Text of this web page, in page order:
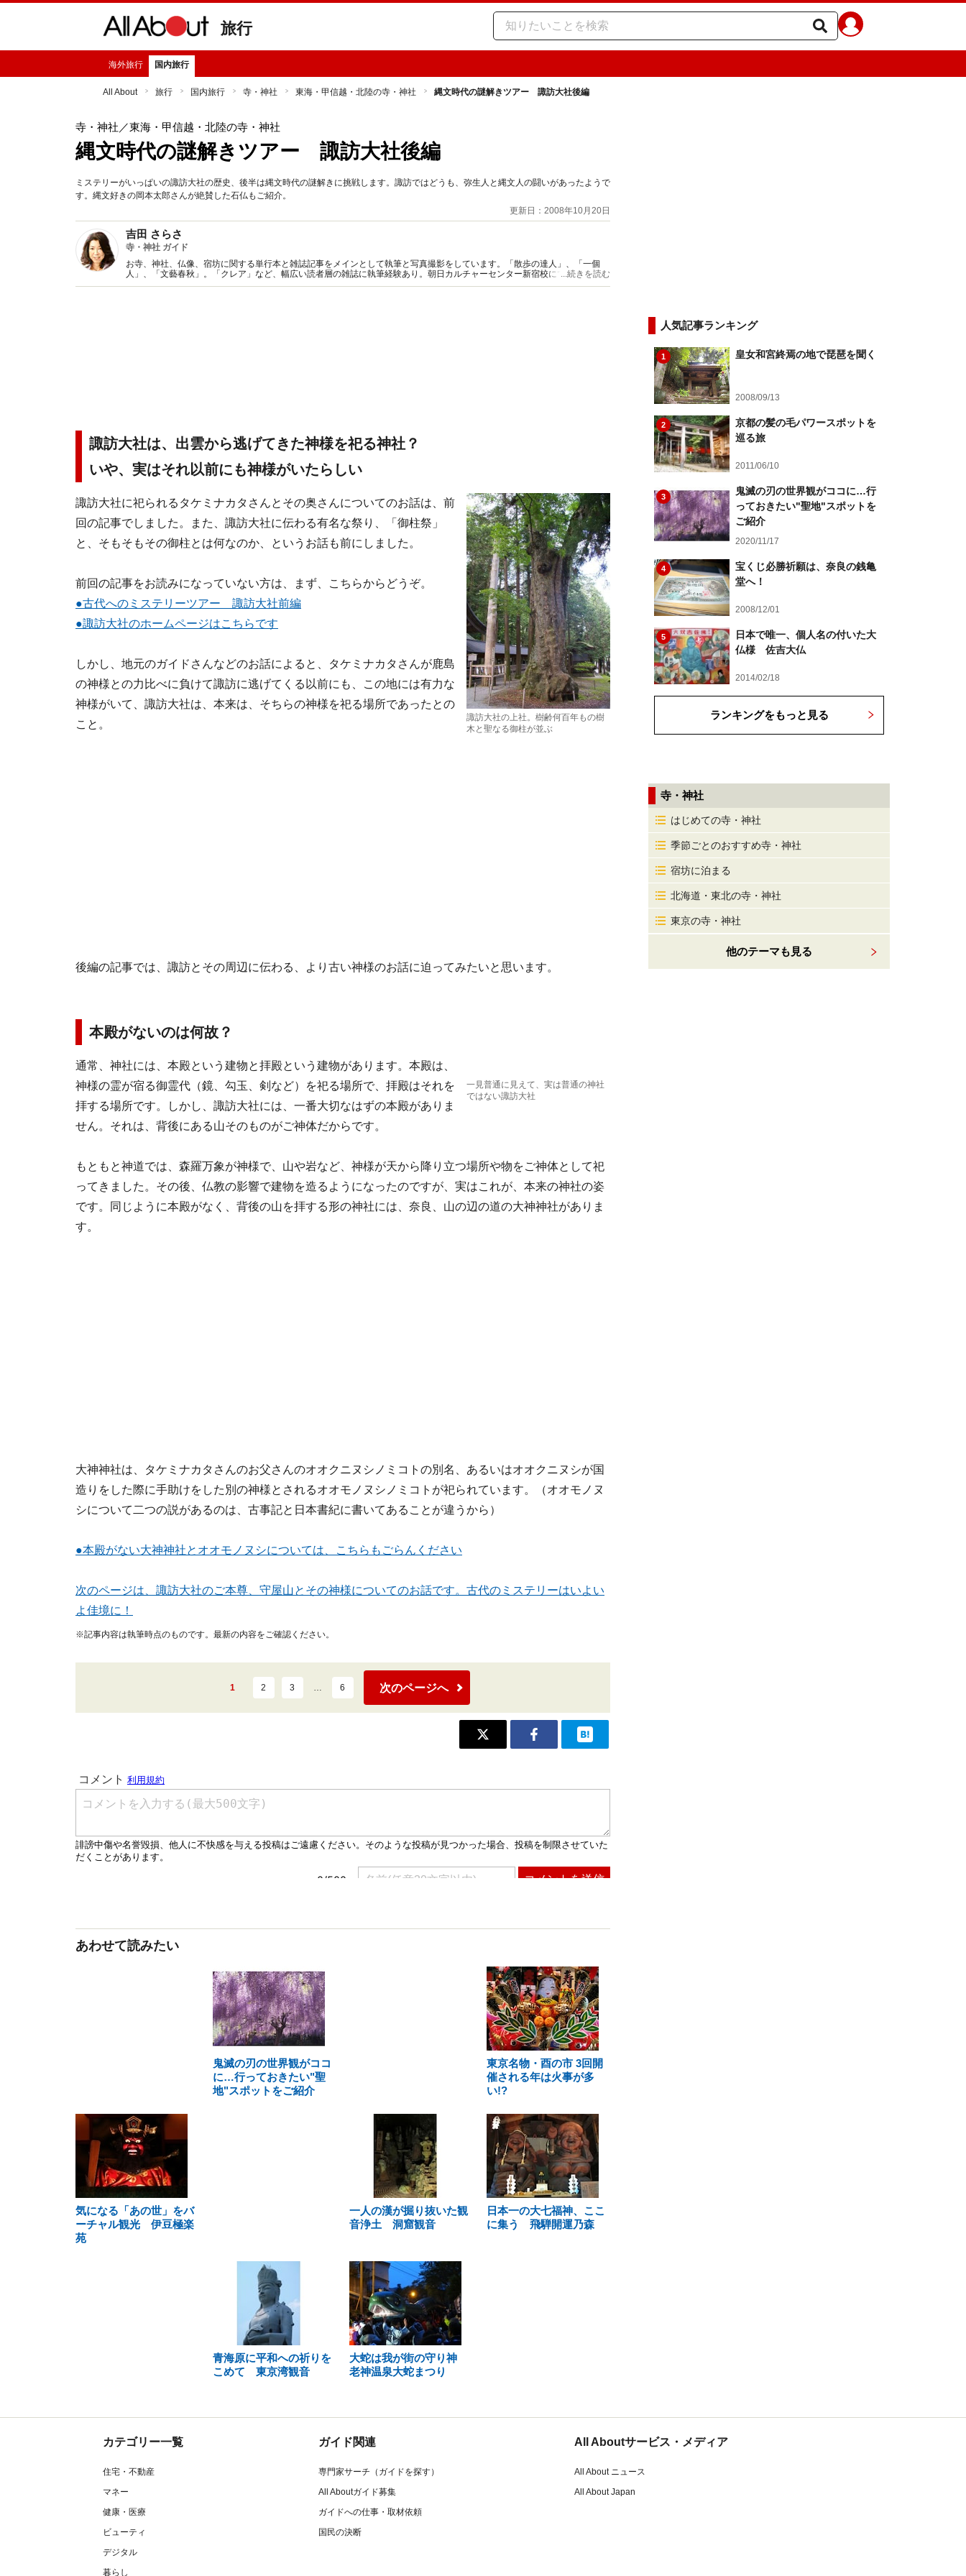
旅行
海外旅行 国内旅行
All About 旅行 国内旅行 寺・神社 東海・甲信越・北陸の寺・神社 縄文時代の謎解きツアー 諏訪大社後編
寺・神社 ／東海・甲信越・北陸の寺・神社
縄文時代の謎解きツアー 諏訪大社後編
ミステリーがいっぱいの諏訪大社の歴史、後半は縄文時代の謎解きに挑戦します。諏訪ではどうも、弥生人と縄文人の闘いがあったようで
す。縄文好きの岡本太郎さんが絶賛した石仏もご紹介。
更新日：2008年10月20日
吉田 さらさ
寺・神社 ガイド
お寺、神社、仏像、宿坊に関する単行本と雑誌記事をメインとして執筆と写真撮影をしています。「散歩の達人」、「一個
人」、「文藝春秋」。「クレア」など、幅広い読者層の雑誌に執筆経験あり。朝日カルチャーセンター新宿校にて「吉田さら
さのふわり寺町めぐり」など、各種講座も開催中。
...続きを読む
諏訪大社は、出雲から逃げてきた神様を祀る神社？
いや、実はそれ以前にも神様がいたらしい
諏訪大社の上社。樹齢何百年もの樹
木と聖なる御柱が並ぶ
諏訪大社に祀られるタケミナカタさんとその奥さんについてのお話は、前
回の記事でしました。また、諏訪大社に伝わる有名な祭り、「御柱祭」
と、そもそもその御柱とは何なのか、というお話も前にしました。
前回の記事をお読みになっていない方は、まず、こちらからどうぞ。
●古代へのミステリーツアー 諏訪大社前編
●諏訪大社のホームページはこちらです
しかし、地元のガイドさんなどのお話によると、タケミナカタさんが鹿島
の神様との力比べに負けて諏訪に逃げてくる以前にも、この地には有力な
神様がいて、諏訪大社は、本来は、そちらの神様を祀る場所であったとの
こと。
後編の記事では、諏訪とその周辺に伝わる、より古い神様のお話に迫ってみたいと思います。
本殿がないのは何故？
一見普通に見えて、実は普通の神社
ではない諏訪大社
通常、神社には、本殿という建物と拝殿という建物があります。本殿は、
神様の霊が宿る御霊代（鏡、勾玉、剣など）を祀る場所で、拝殿はそれを
拝する場所です。しかし、諏訪大社には、一番大切なはずの本殿がありま
せん。それは、背後にある山そのものがご神体だからです。
もともと神道では、森羅万象が神様で、山や岩など、神様が天から降り立つ場所や物をご神体として祀
ってきました。その後、仏教の影響で建物を造るようになったのですが、実はこれが、本来の神社の姿
です。同じように本殿がなく、背後の山を拝する形の神社には、奈良、山の辺の道の大神神社がありま
す。
大神神社は、タケミナカタさんのお父さんのオオクニヌシノミコトの別名、あるいはオオクニヌシが国
造りをした際に手助けをした別の神様とされるオオモノヌシノミコトが祀られています。（オオモノヌ
シについて二つの説があるのは、古事記と日本書紀に書いてあることが違うから）
●本殿がない大神神社とオオモノヌシについては、こちらもごらんください
次のページは、諏訪大社のご本尊、守屋山とその神様についてのお話です。古代のミステリーはいよい
よ佳境に！
※記事内容は執筆時点のものです。最新の内容をご確認ください。
1 2 3 … 6 次のページへ
あわせて読みたい
鬼滅の刃の世界観がココ
に…行っておきたい"聖
地"スポットをご紹介
東京名物・酉の市 3回開
催される年は火事が多
い!?
気になる「あの世」をバ
ーチャル観光 伊豆極楽
苑
一人の漢が掘り抜いた観
音浄土 洞窟観音
日本一の大七福神、ここ
に集う 飛騨開運乃森
青海原に平和への祈りを
こめて 東京湾観音
大蛇は我が街の守り神
老神温泉大蛇まつり
人気記事ランキング
1 皇女和宮終焉の地で琵琶を聞く
2008/09/13
2
京都の髪の毛パワースポットを
巡る旅
2011/06/10
3
鬼滅の刃の世界観がココに…行
っておきたい"聖地"スポットを
ご紹介
2020/11/17
4
宝くじ必勝祈願は、奈良の銭亀
堂へ！
2008/12/01
5
日本で唯一、個人名の付いた大
仏様 佐吉大仏
2014/02/18
ランキングをもっと見る
寺・神社
はじめての寺・神社
季節ごとのおすすめ寺・神社
宿坊に泊まる
北海道・東北の寺・神社
東京の寺・神社
他のテーマも見る
カテゴリー一覧
住宅・不動産
マネー
健康・医療
ビューティ
デジタル
暮らし
ガイド関連
専門家サーチ（ガイドを探す）
All Aboutガイド募集
ガイドへの仕事・取材依頼
国民の決断
All Aboutサービス・メディア
All About ニュース
All About Japan